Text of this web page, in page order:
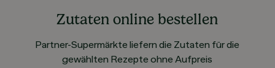
Zutaten online bestellen
Partner-Supermärkte liefern die Zutaten für die
gewählten Rezepte ohne Aufpreis